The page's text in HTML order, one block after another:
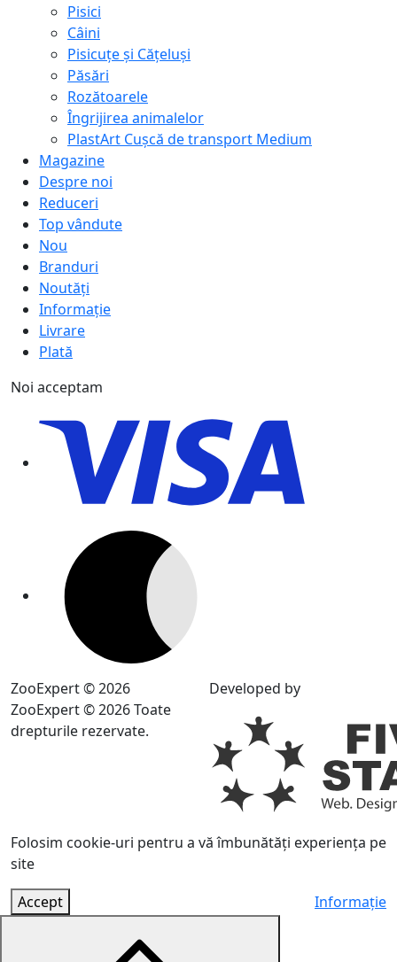
Pisici
Câini
Pisicuțe și Cățeluși
Păsări
Rozătoarele
Îngrijirea animalelor
PlastArt Cușcă de transport Medium
Magazine
Despre noi
Reduceri
Top vândute
Nou
Branduri
Noutăți
Informație
Livrare
Plată
Noi acceptam
ZooExpert © 2026
ZooExpert © 2026 Toate
drepturile rezervate.
Developed by
Folosim cookie-uri pentru a vă îmbunătăți experiența pe
site
Accept
Informație